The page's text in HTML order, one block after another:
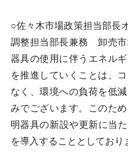
○佐々木市場政策担当部長
調整担当部長兼務 卸売市
器具の使用に伴うエネル
を推進していくことは、
なく、環境への負荷を低
みでございます。このた
明器具の新設や更新に当
を導入することとしており